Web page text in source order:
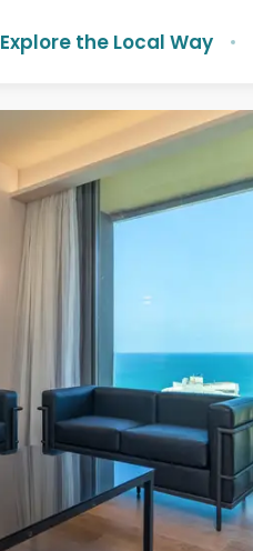
Explore the Local Way